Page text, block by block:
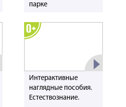
парке
Интерактивные
наглядные пособия.
Естествознание.